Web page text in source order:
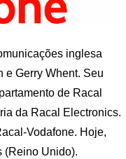
inglesa
e Gerry Whent. Seu
de Racal
da Racal Electronics.
Vodafone. Hoje,
(Reino Unido).